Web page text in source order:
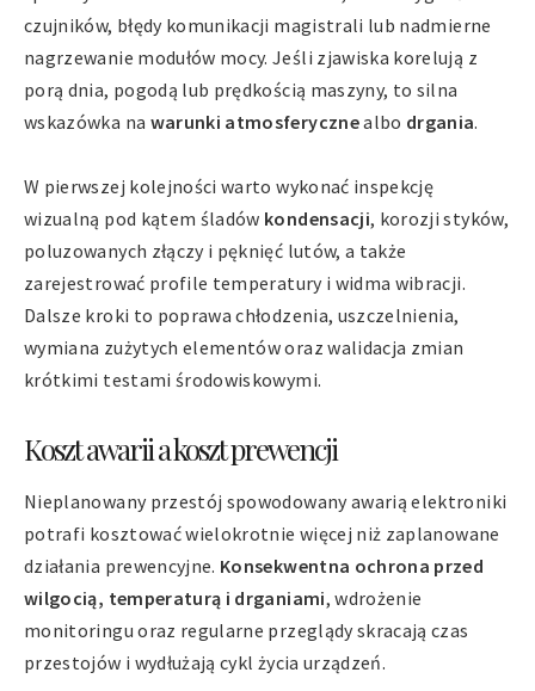
czujników, błędy komunikacji magistrali lub nadmierne
nagrzewanie modułów mocy. Jeśli zjawiska korelują z
porą dnia, pogodą lub prędkością maszyny, to silna
wskazówka na warunki atmosferycznealbo drgania.
W pierwszej kolejności warto wykonać inspekcję
wizualną pod kątem śladów kondensacji, korozji styków,
poluzowanych złączy i pęknięć lutów, a także
zarejestrować profile temperatury i widma wibracji.
Dalsze kroki to poprawa chłodzenia, uszczelnienia,
wymiana zużytych elementów oraz walidacja zmian
krótkimi testami środowiskowymi.
Koszt awarii a koszt prewencji
Nieplanowany przestój spowodowany awarią elektroniki
potrafi kosztować wielokrotnie więcej niż zaplanowane
działania prewencyjne. Konsekwentna ochrona przed
wilgocią, temperaturą i drganiami, wdrożenie
monitoringu oraz regularne przeglądy skracają czas
przestojów i wydłużają cykl życia urządzeń.